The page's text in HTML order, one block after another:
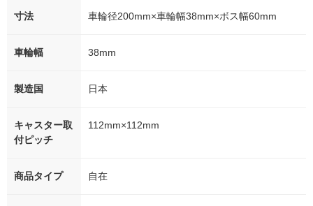
寸法 車輪径200mm×車輪幅38mm×ボス幅60mm
車輪幅 38mm
製造国 日本
キャスター取
付ピッチ
112mm×112mm
商品タイプ 自在